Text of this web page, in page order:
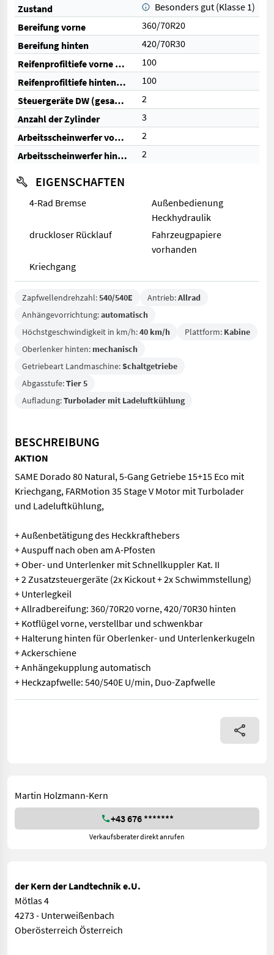
Zustand
Besonders gut (Klasse 1)
Bereifung vorne
360/70R20
Bereifung hinten
420/70R30
Reifenprofiltiefe vorne (%)
100
Reifenprofiltiefe hinten (%)
100
Steuergeräte DW (gesamt)
2
Anzahl der Zylinder
3
Arbeitsscheinwerfer vorne
2
Arbeitsscheinwerfer hinten
2
EIGENSCHAFTEN
4-Rad Bremse
Außenbedienung
Heckhydraulik
druckloser Rücklauf
Fahrzeugpapiere
vorhanden
Kriechgang
Zapfwellendrehzahl:540/540E Antrieb:Allrad
Anhängevorrichtung:automatisch
Höchstgeschwindigkeit in km/h:40 km/h Plattform: Kabine
Oberlenker hinten: mechanisch
Getriebeart Landmaschine:Schaltgetriebe
Abgasstufe:Tier 5
Aufladung:Turbolader mit Ladeluftkühlung
BESCHREIBUNG
AKTION
SAME Dorado 80 Natural, 5-Gang Getriebe 15+15 Eco mit
Kriechgang, FARMotion 35 Stage V Motor mit Turbolader
und Ladeluftkühlung,
+ Außenbetätigung des Heckkrafthebers
+ Auspuff nach oben am A-Pfosten
+ Ober- und Unterlenker mit Schnellkuppler Kat. II
+ 2 Zusatzsteuergeräte (2x Kickout + 2x Schwimmstellung)
+ Unterlegkeil
+ Allradbereifung: 360/70R20 vorne, 420/70R30 hinten
+ Kotflügel vorne, verstellbar und schwenkbar
+ Halterung hinten für Oberlenker- und Unterlenkerkugeln
+ Ackerschiene
+ Anhängekupplung automatisch
+ Heckzapfwelle: 540/540E U/min, Duo-Zapfwelle
SAME Dorado 80 Natural, 5-Gang Getriebe 15+15 Eco mit
Martin Holzmann-Kern
+43 676 *******
Verkaufsberater direkt anrufen
der Kern der Landtechnik e.U.
Mötlas 4
4273 - Unterweißenbach
Oberösterreich Österreich